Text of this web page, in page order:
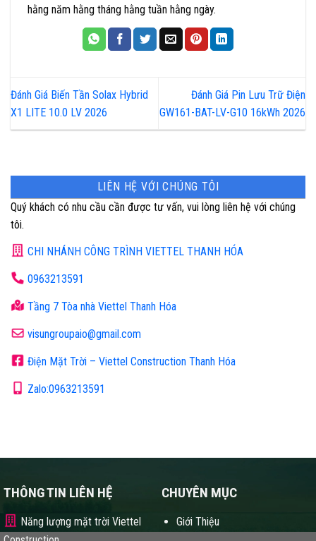
hằng năm hằng tháng hằng tuần hằng ngày.
Đánh Giá Biến Tần Solax Hybrid
X1 LITE 10.0 LV 2026
Đánh Giá Pin Lưu Trữ Điện
GW161-BAT-LV-G10 16kWh 2026
LIÊN HỆ VỚI CHÚNG TÔI
Quý khách có nhu cầu cần được tư vấn, vui lòng liên hệ với chúng
tôi.
CHI NHÁNH CÔNG TRÌNH VIETTEL THANH HÓA
0963213591
Tầng 7 Tòa nhà Viettel Thanh Hóa
visungroupaio@gmail.com
Điện Mặt Trời – Viettel Construction Thanh Hóa
Zalo:0963213591
THÔNG TIN LIÊN HỆ
Năng lượng mặt trời Viettel
CHUYÊN MỤC
Giới Thiệu